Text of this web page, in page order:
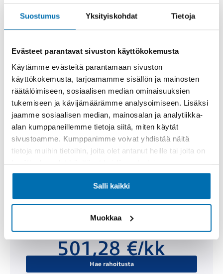
Suostumus Yksityiskohdat Tietoja
Evästeet parantavat sivuston käyttökokemusta
Käytämme evästeitä parantamaan sivuston
käyttökokemusta, tarjoamamme sisällön ja mainosten
räätälöimiseen, sosiaalisen median ominaisuuksien
tukemiseen ja kävijämäärämme analysoimiseen. Lisäksi
jaamme sosiaalisen median, mainosalan ja analytiikka-
alan kumppaneillemme tietoja siitä, miten käytät
sivustoamme. Kumppanimme voivat yhdistää näitä
tietoja muihin tietoihin, joita olet antanut heille tai joita on
Salli kaikki
Muokkaa
Käsiraha tai vaihtoauto (€)
Suurempi viimeinen erä (€)
Kuukausierä
501,28 €/kk
Hae rahoitusta